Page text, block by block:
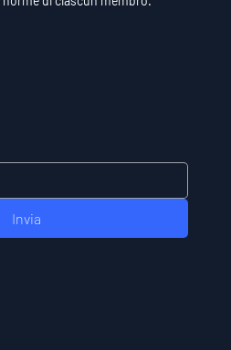
Invia